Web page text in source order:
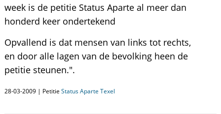
week is de petitie Status Aparte al meer dan
honderd keer ondertekend
Opvallend is dat mensen van links tot rechts,
en door alle lagen van de bevolking heen de
petitie steunen.".
28-03-2009 | Petitie Status Aparte Texel